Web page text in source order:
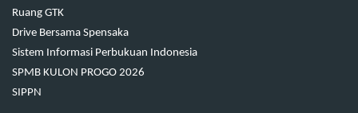
Ruang GTK
Drive Bersama Spensaka
Sistem Informasi Perbukuan Indonesia
SPMB KULON PROGO 2026
SIPPN